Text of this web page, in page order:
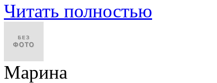
Читать полностью
Марина